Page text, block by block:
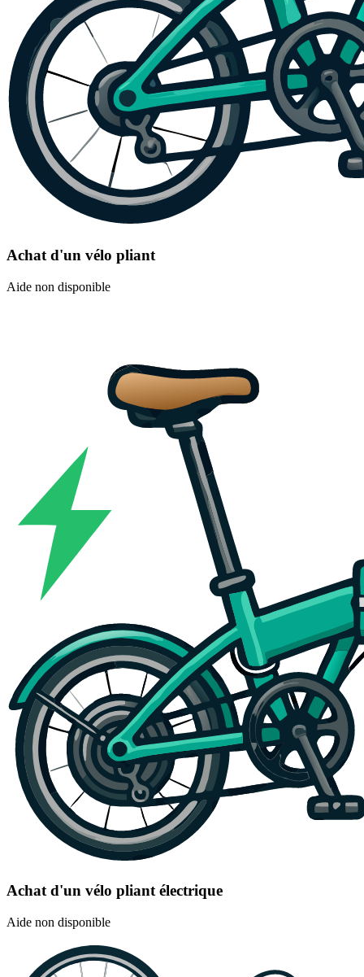
Achat d'un vélo pliant
Aide non disponible
Achat d'un vélo pliant électrique
Aide non disponible